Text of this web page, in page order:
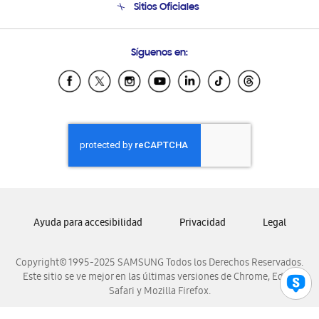
Condiciones de Compra
Soporte vía eMail
Sitios Oficiales
Samsung Ecuador
Samsung El Salvador
Samsung Honduras
Samsung Nicaragua
Samsung Panamá
Samsung Venezuela
Síguenos en:
Copyright© 1995-2025 SAMSUNG Todos los Derechos Reservados.
Este sitio se ve mejor en las últimas versiones de Chrome, Edge,
Safari y Mozilla Firefox.
Ayuda para accesibilidad Privacidad Legal